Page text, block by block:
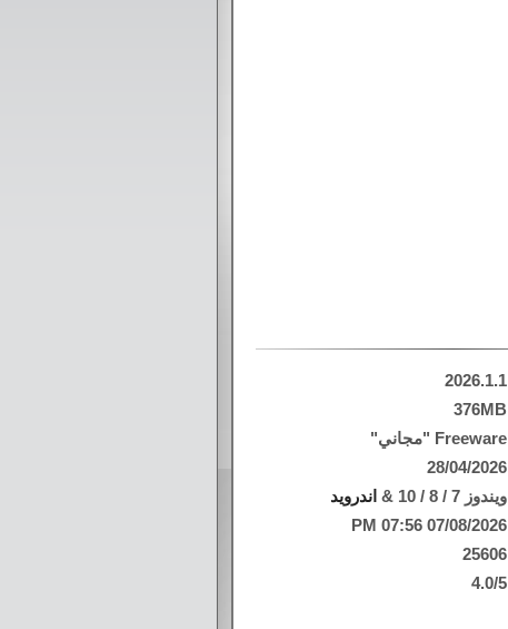
2026.1.1
376MB
Freeware "مجاني"
28/04/2026
ويندوز 7 / 8 / 10 &
اندرويد
07/08/2026 07:56 PM
25606
4.0/5